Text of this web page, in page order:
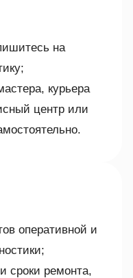
на
курьера
центр или
оперативной и
сроки ремонта,